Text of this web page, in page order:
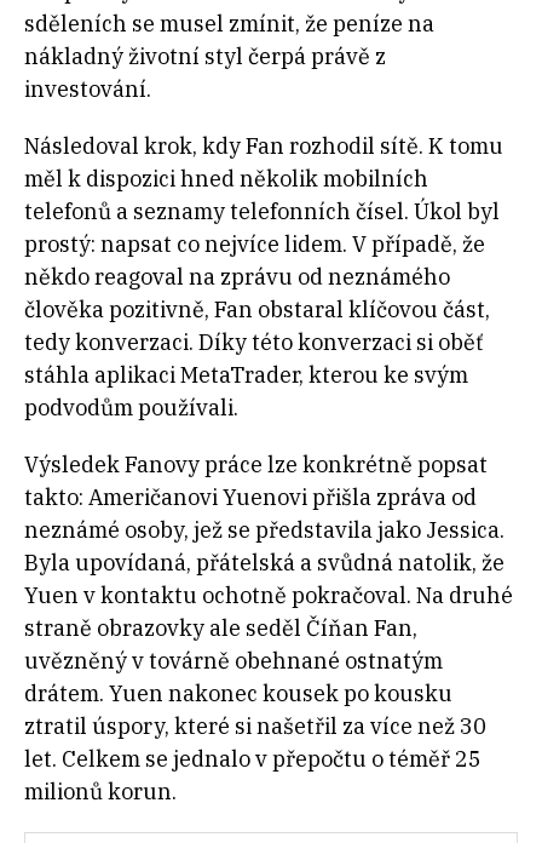
sděleních se musel zmínit, že peníze na
nákladný životní styl čerpá právě z
investování.
Následoval krok, kdy Fan rozhodil sítě. K tomu
měl k dispozici hned několik mobilních
telefonů a seznamy telefonních čísel. Úkol byl
prostý: napsat co nejvíce lidem. V případě, že
někdo reagoval na zprávu od neznámého
člověka pozitivně, Fan obstaral klíčovou část,
tedy konverzaci. Díky této konverzaci si oběť
stáhla aplikaci MetaTrader, kterou ke svým
podvodům používali.
Výsledek Fanovy práce lze konkrétně popsat
takto: Američanovi Yuenovi přišla zpráva od
neznámé osoby, jež se představila jako Jessica.
Byla upovídaná, přátelská a svůdná natolik, že
Yuen v kontaktu ochotně pokračoval. Na druhé
straně obrazovky ale seděl Číňan Fan,
uvězněný v továrně obehnané ostnatým
drátem. Yuen nakonec kousek po kousku
ztratil úspory, které si našetřil za více než 30
let. Celkem se jednalo v přepočtu o téměř 25
milionů korun.